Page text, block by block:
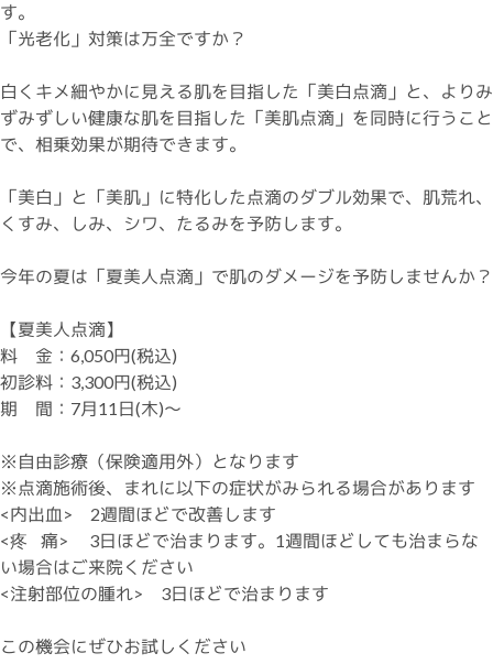
す。
「光老化」対策は万全ですか？
白くキメ細やかに見える肌を目指した「美白点滴」と、よりみ
ずみずしい健康な肌を目指した「美肌点滴」を同時に行うこと
で、相乗効果が期待できます。
「美白」と「美肌」に特化した点滴のダブル効果で、肌荒れ、
くすみ、しみ、シワ、たるみを予防します。
今年の夏は「夏美人点滴」で肌のダメージを予防しませんか？
【夏美人点滴】
料 金：6,050円(税込)
初診料：3,300円(税込)
期 間：7月11日(木)～
※自由診療（保険適用外）となります
※点滴施術後、まれに以下の症状がみられる場合があります
<内出血> 2週間ほどで改善します
<疼 痛> 3日ほどで治まります。1週間ほどしても治まらな
い場合はご来院ください
<注射部位の腫れ> 3日ほどで治まります
この機会にぜひお試しください